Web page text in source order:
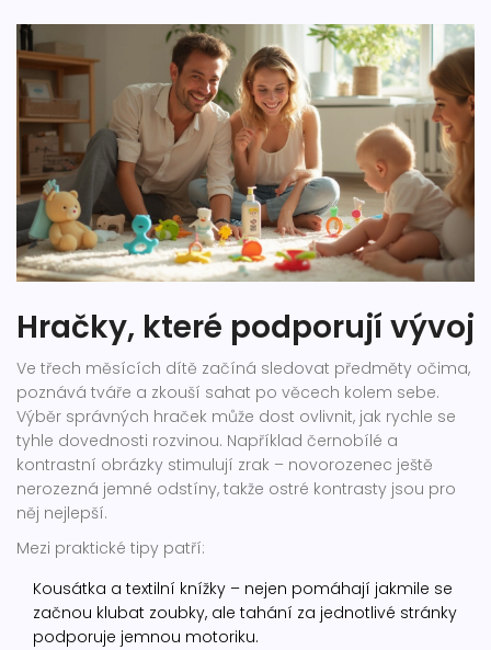
Hračky, které podporují vývoj
Ve třech měsících dítě začíná sledovat předměty očima,
poznává tváře a zkouší sahat po věcech kolem sebe.
Výběr správných hraček může dost ovlivnit, jak rychle se
tyhle dovednosti rozvinou. Například černobílé a
kontrastní obrázky stimulují zrak – novorozenec ještě
nerozezná jemné odstíny, takže ostré kontrasty jsou pro
něj nejlepší.
Mezi praktické tipy patří:
Kousátka a textilní knížky – nejen pomáhají jakmile se
začnou klubat zoubky, ale tahání za jednotlivé stránky
podporuje jemnou motoriku.